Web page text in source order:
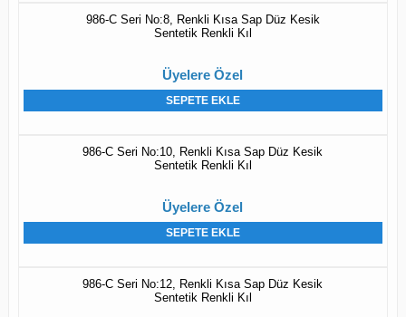
986-C Seri No:8, Renkli Kısa Sap Düz Kesik
Sentetik Renkli Kıl
Üyelere Özel
SEPETE EKLE
986-C Seri No:10, Renkli Kısa Sap Düz Kesik
Sentetik Renkli Kıl
Üyelere Özel
SEPETE EKLE
986-C Seri No:12, Renkli Kısa Sap Düz Kesik
Sentetik Renkli Kıl